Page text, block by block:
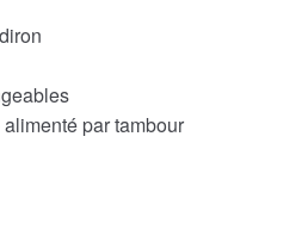
par tambour